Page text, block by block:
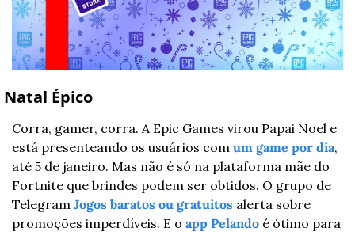
Natal Épico
Corra, gamer, corra. A Epic Games virou Papai Noel e
está presenteando os usuários com um game por dia,
até 5 de janeiro. Mas não é só na plataforma mãe do
Fortnite que brindes podem ser obtidos. O grupo de
Telegram Jogos baratos ou gratuitos alerta sobre
promoções imperdíveis. E o app Pelando é ótimo para